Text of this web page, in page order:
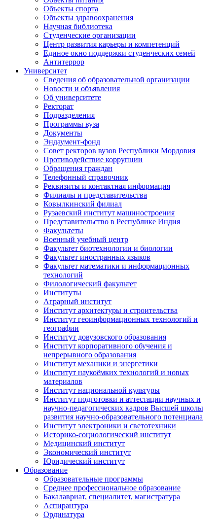
Объекты спорта
Объекты здравоохранения
Научная библиотека
Студенческие организации
Центр развития карьеры и компетенций
Единое окно поддержки студенческих семей
Антитеррор
Университет
Сведения об образовательной организации
Новости и объявления
Об университете
Ректорат
Подразделения
Программы вуза
Документы
Эндаумент-фонд
Совет ректоров вузов Республики Мордовия
Противодействие коррупции
Обращения граждан
Телефонный справочник
Реквизиты и контактная информация
Филиалы и представительства
Ковылкинский филиал
Рузаевский институт машиностроения
Представительство в Республике Индия
Факультеты
Военный учебный центр
Факультет биотехнологии и биологии
Факультет иностранных языков
Факультет математики и информационных
технологий
Филологический факультет
Институты
Аграрный институт
Институт архитектуры и строительства
Институт геоинформационных технологий и
географии
Институт довузовского образования
Институт корпоративного обучения и
непрерывного образования
Институт механики и энергетики
Институт наукоёмких технологий и новых
материалов
Институт национальной культуры
Институт подготовки и аттестации научных и
научно-педагогических кадров Высшей школы
развития научно-образовательного потенциала
Институт электроники и светотехники
Историко-социологический институт
Медицинский институт
Экономический институт
Юридический институт
Образование
Образовательные программы
Среднее профессиональное образование
Бакалавриат, специалитет, магистратура
Аспирантура
Ординатура